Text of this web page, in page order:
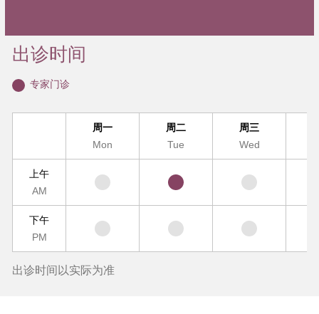
出诊时间
专家门诊
周一
Mon
周二
Tue
周三
Wed
上午
AM
下午
PM
出诊时间以实际为准